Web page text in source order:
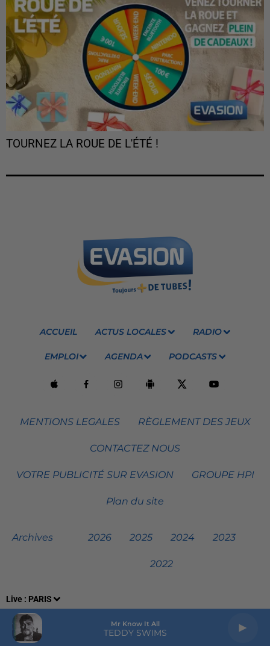
Live : PARIS
Mr Know It All
TEDDY SWIMS
TOURNEZ LA ROUE DE L'ÉTÉ !
ACCUEIL ACTUS LOCALES RADIO
EMPLOI AGENDA PODCASTS
MENTIONS LEGALES RÈGLEMENT DES JEUX
CONTACTEZ NOUS
VOTRE PUBLICITÉ SUR EVASION GROUPE HPI
Plan du site
Archives 2026 2025 2024 2023
2022